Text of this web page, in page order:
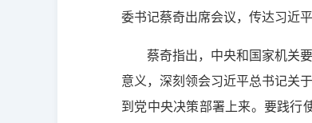
委书记蔡奇出席会议，传达习近
蔡奇指出，中央和国家机关
意义，深刻领会习近平总书记关
到党中央决策部署上来。要践行